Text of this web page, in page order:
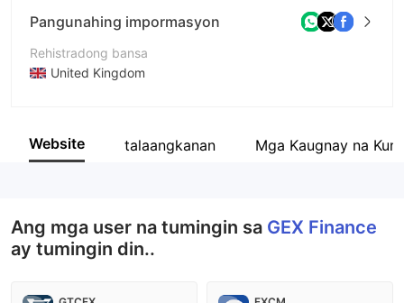
Pangunahing impormasyon
Rehistradong bansa
United Kingdom
Kumpanya
Website talaangkanan Mga Kaugnay na
Ang mga user na tumingin sa GEX Finance
ay tumingin din..